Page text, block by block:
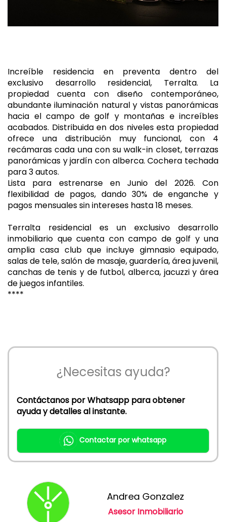
Increíble residencia en preventa dentro del
exclusivo desarrollo residencial, Terralta. La
propiedad cuenta con diseño contemporáneo,
abundante iluminación natural y vistas panorámicas
hacia el campo de golf y montañas e increíbles
acabados. Distribuida en dos niveles esta propiedad
ofrece una distribución muy funcional, con 4
recámaras cada una con su walk-in closet, terrazas
panorámicas y jardín con alberca. Cochera techada
para 3 autos.
Lista para estrenarse en Junio del 2026. Con
flexibilidad de pagos, dando 30% de enganche y
pagos mensuales sin intereses hasta 18 meses.
Terralta residencial es un exclusivo desarrollo
inmobiliario que cuenta con campo de golf y una
amplia casa club que incluye gimnasio equipado,
salas de tele, salón de masaje, guardería, área juvenil,
canchas de tenis y de futbol, alberca, jacuzzi y área
de juegos infantiles.
****
¿Necesitas ayuda?
Contáctanos por Whatsapp para obtener
ayuda y detalles al instante.
Contactar por whatsapp
Andrea Gonzalez
Asesor Inmobiliario